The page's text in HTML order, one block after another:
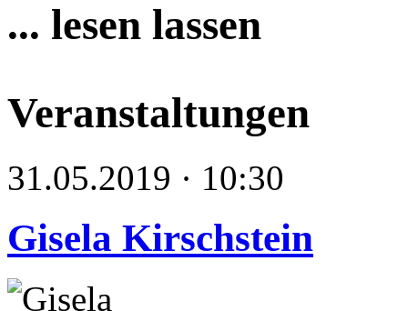
... lesen lassen
Veranstaltungen
31.05.2019 · 10:30
Gisela Kirschstein